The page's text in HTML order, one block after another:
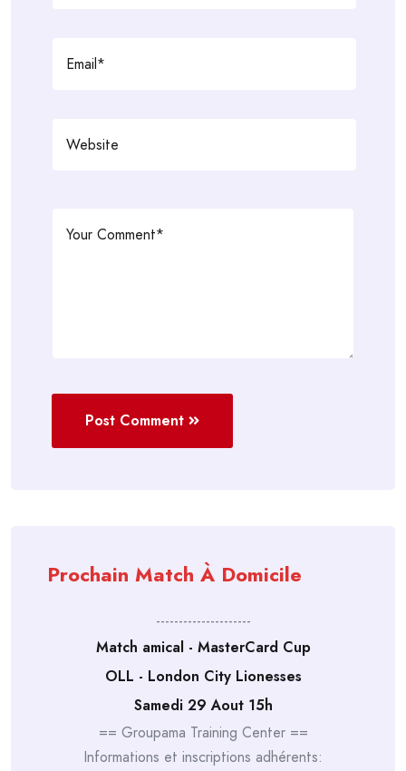
Post Comment
Prochain Match À Domicile
---------------------
Match amical - MasterCard Cup
OLL - London City Lionesses
Samedi 29 Aout 15h
== Groupama Training Center ==
Informations et inscriptions adhérents: